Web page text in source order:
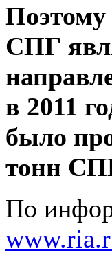
Поэтому
СПГ
в 2011
было
тонн
По